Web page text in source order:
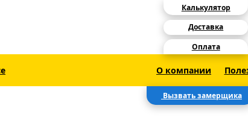
Калькулятор
Доставка
Оплата
О компании
Вызвать замерщика